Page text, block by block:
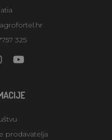
325
prodavatelja